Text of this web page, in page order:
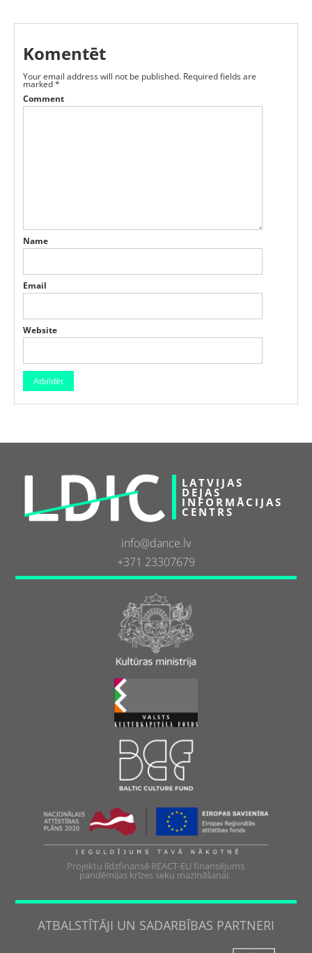
Komentēt
Your email address will not be published. Required fields are
marked*
Comment
Name
Email
Website
LATVIJAS
DEJAS
INFORMĀCIJAS
CENTRS
info@dance.lv
+371 23307679
Projektu līdzfinansē REACT-EU finansējums
pandēmijas krīzes seku mazināšanai.
ATBALSTĪTĀJI UN SADARBĪBAS PARTNERI